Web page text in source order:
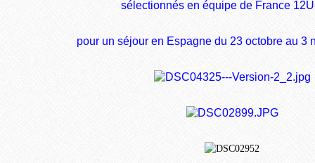
sélectionnés en équipe de France
pour un séjour en Espagne du 23 octobre au 3